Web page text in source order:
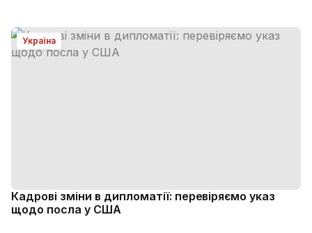
Україна
Кадрові зміни в дипломатії: перевіряємо указ
щодо посла у США